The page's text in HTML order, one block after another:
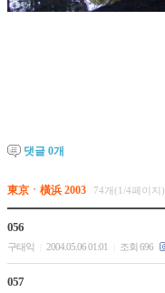
댓글 0개
東京ㆍ橫浜 2003 74개(1/4페이지)
056
구태익 2004.05.06 01:01 조회 696
057